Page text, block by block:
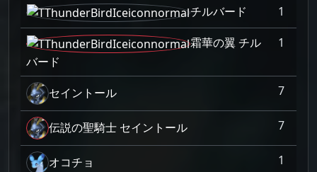
チルバード
1
霜華の翼 チル
バード
1
セイントール 7
伝説の聖騎士 セイントール 7
オコチョ 1